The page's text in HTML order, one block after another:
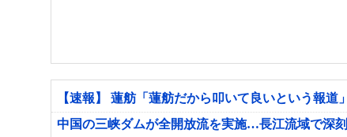
【速報】 蓮舫「蓮舫だから叩いて良いという報
中国の三峡ダムが全開放流を実施…長江流域で深刻